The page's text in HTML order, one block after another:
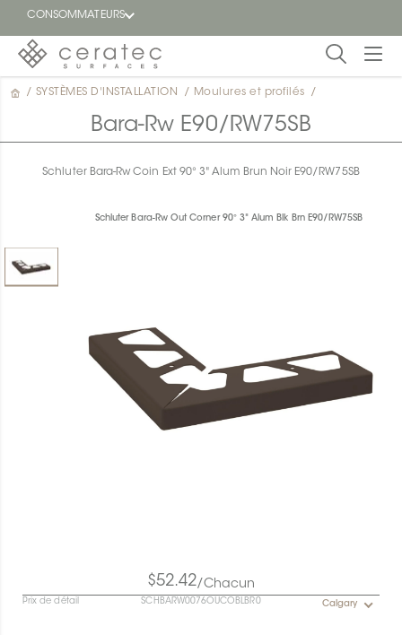
CONSOMMATEURS
En
vedette
un
/ SYSTÈMES D'INSTALLATION / Moulures et profilés /
Bara-Rw E90/RW75SB
Schluter Bara-Rw Coin Ext 90° 3" Alum Brun Noir E90/RW75SB
Schluter Bara-Rw Out Corner 90° 3" Alum Blk Brn E90/RW75SB
$52.42/Chacun
Prix de détail SCHBARW0076OUCOBLBR0 Calgary